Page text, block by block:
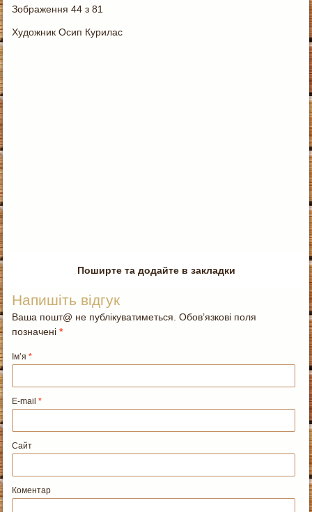
Зображення 44 з 81
Художник Осип Курилас
Поширте та додайте в закладки
Напишіть відгук
Ваша пошт@ не публікуватиметься. Обов’язкові поля
позначені*
Ім’я*
E-mail*
Сайт
Коментар